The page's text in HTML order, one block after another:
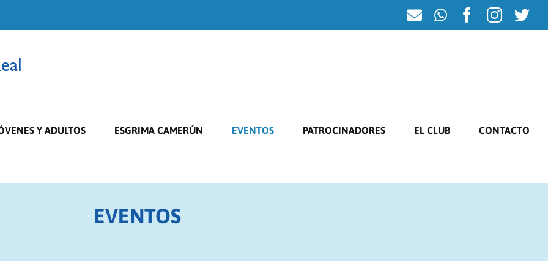
Correo
electrónico
WhatsAppFacebook
Y ADULTOS ESGRIMA CAMERÚN EVENTOS PATROCINADORES EL CLUB CONTACTO
EVENTOS